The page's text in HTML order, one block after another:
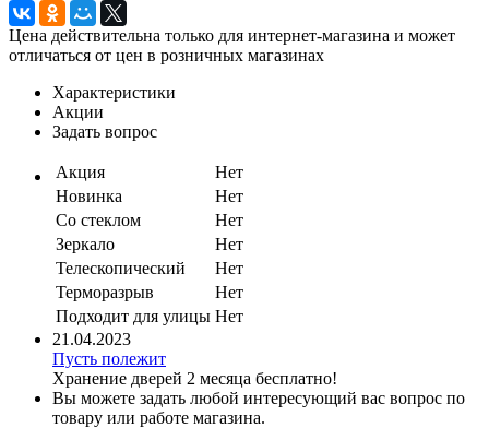
Цена действительна только для интернет-магазина и может
отличаться от цен в розничных магазинах
Характеристики
Акции
Задать вопрос
Акция
Нет
Новинка
Нет
Со стеклом
Нет
Зеркало
Нет
Телескопический
Нет
Терморазрыв
Нет
Подходит для улицы Нет
21.04.2023
Пусть полежит
Хранение дверей 2 месяца бесплатно!
Вы можете задать любой интересующий вас вопрос по
товару или работе магазина.